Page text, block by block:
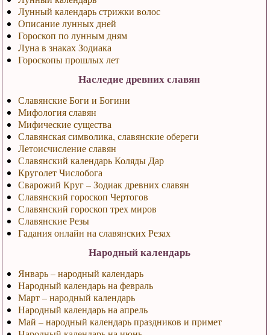
Лунный календарь стрижки волос
Описание лунных дней
Гороскоп по лунным дням
Луна в знаках Зодиака
Гороскопы прошлых лет
Наследие древних славян
Славянские Боги и Богини
Мифология славян
Мифические существа
Славянская символика, славянские обереги
Летоисчисление славян
Славянский календарь Коляды Дар
Круголет Числобога
Сварожий Круг – Зодиак древних славян
Славянский гороскоп Чертогов
Славянский гороскоп трех миров
Славянские Резы
Гадания онлайн на славянских Резах
Народный календарь
Январь – народный календарь
Народный календарь на февраль
Март – народный календарь
Народный календарь на апрель
Май – народный календарь праздников и примет